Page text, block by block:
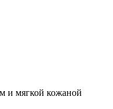
и мягкой кожаной